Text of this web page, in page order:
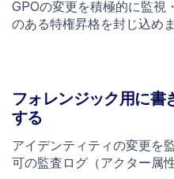
GPOの変更を積極的に監視
のある特権昇格を封じ込めま
フォレンジック用に書
する
アイデンティティの変更を
可の監査ログ（アクター属